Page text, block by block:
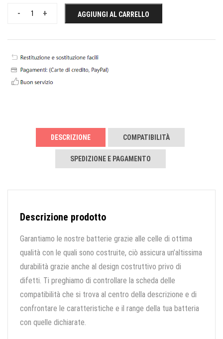
+
- AGGIUNGI AL CARRELLO
DESCRIZIONE COMPATIBILITÀ
SPEDIZIONE E PAGAMENTO
Descrizione prodotto
Garantiamo le nostre batterie grazie alle celle di ottima
qualità con le quali sono costruite, ciò assicura un’altissima
durabilità grazie anche al design costruttivo privo di
difetti. Ti preghiamo di controllare la scheda delle
compatibilità che si trova al centro della descrizione e di
confrontare le caratteristiche e il range della tua batteria
con quelle dichiarate.